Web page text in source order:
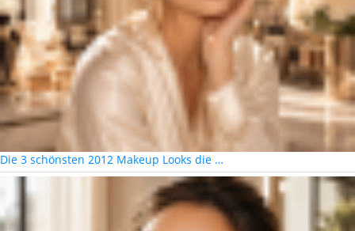
Die 3 schönsten 2012 Makeup Looks die …